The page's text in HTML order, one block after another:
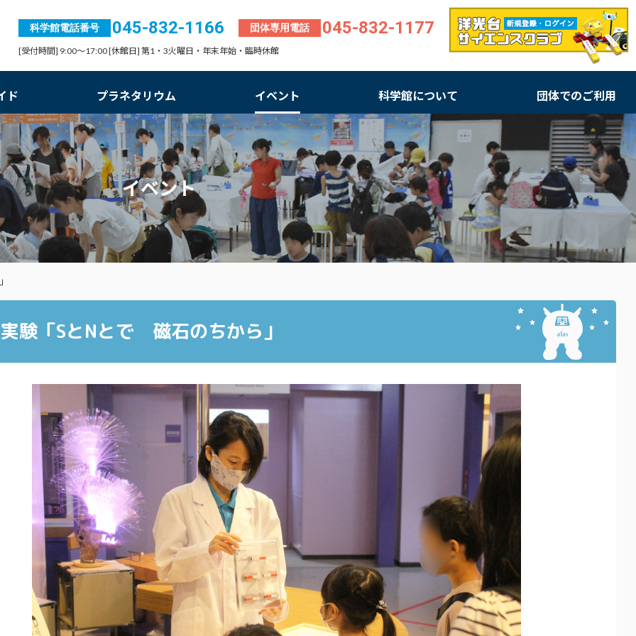
科学館電話番号 045-832-1166 団体専用電話 045-832-1177
[受付時間] 9:00～17:00 [休館日] 第1・3火曜日・年末年始・臨時休館
ド プラネタリウム イベント 科学館について 団体でのご利用
イベント
験「SとNとで 磁石のちから」